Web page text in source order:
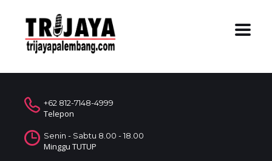
+62 812-7148-4999
Telepon
Senin - Sabtu 8.00 - 18.00
Minggu TUTUP